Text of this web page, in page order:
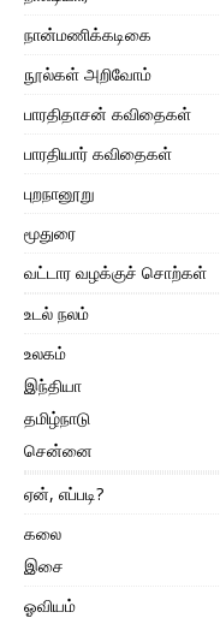
நான்மணிக்கடிகை
நூல்கள் அறிவோம்
பாரதிதாசன் கவிதைகள்
பாரதியார் கவிதைகள்
புறநானூறு
மூதுரை
வட்டார வழக்குச் சொற்கள்
உடல் நலம்
உலகம்
இந்தியா
தமிழ்நாடு
சென்னை
ஏன், எப்படி?
கலை
இசை
ஓவியம்